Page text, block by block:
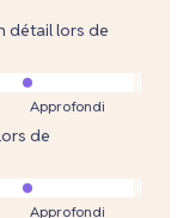
détail lors de
Approfondi
de
Approfondi